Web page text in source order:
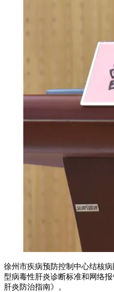
徐州市疾病预防控制中心结核
型病毒性肝炎诊断标准和网络
肝炎防治指南》。